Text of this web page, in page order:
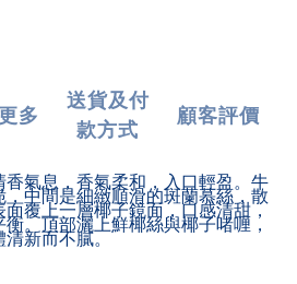
多
送貨及付
款方式
顧客評價
氣息，香氣柔和，入口輕盈。牛
中間是細緻順滑的斑蘭慕絲，散
覆上一層椰子鏡面，口感清甜，
。頂部灑上鮮椰絲與椰子啫喱，
清新而不膩。